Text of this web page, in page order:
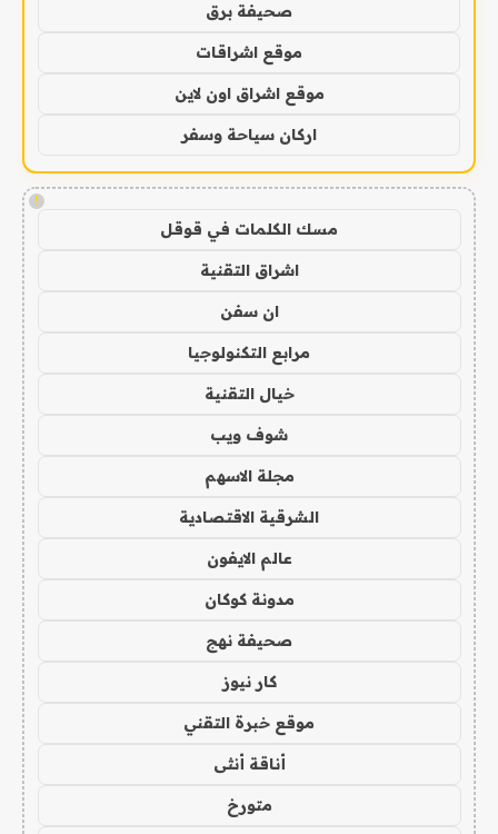
صحيفة برق
موقع اشراقات
موقع اشراق اون لاين
اركان سياحة وسفر
!
مسك الكلمات في قوقل
اشراق التقنية
ان سفن
مرابع التكنولوجيا
خيال التقنية
شوف ويب
مجلة الاسهم
الشرقية الاقتصادية
عالم الايفون
مدونة كوكان
صحيفة نهج
كار نيوز
موقع خبرة التقني
أناقة أنثى
متورخ